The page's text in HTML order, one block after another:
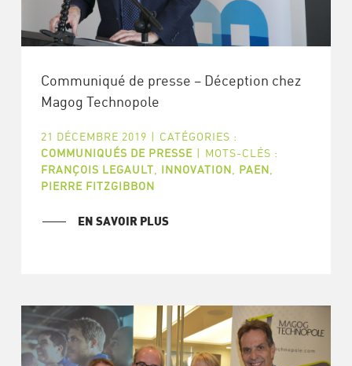
Communiqué de presse – Déception chez
Magog Technopole
21 DÉCEMBRE 2019 | CATÉGORIES :
COMMUNIQUÉS DE PRESSE | MOTS-CLÉS :
FRANÇOIS LEGAULT
INNOVATION PAEN
PIERRE FITZGIBBON
EN SAVOIR PLUS